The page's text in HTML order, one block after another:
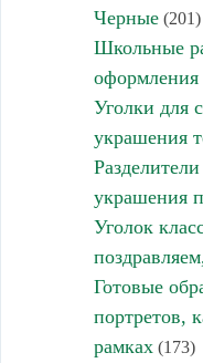
Черные(201)
Школьные
оформления
Уголки для
украшения
украшения
Уголок
Готовые
портретов,
рамках(173)